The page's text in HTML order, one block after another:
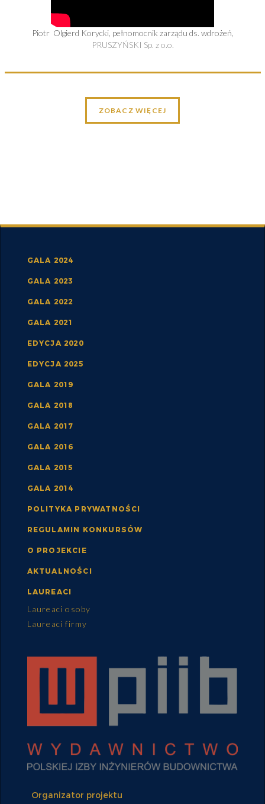
Piotr Olgierd Korycki, pełnomocnik zarządu ds. wdrożeń,
PRUSZYŃSKI Sp. z o.o.
ZOBACZ WIĘCEJ
GALA 2024
GALA 2023
GALA 2022
GALA 2021
EDYCJA 2020
EDYCJA 2025
GALA 2019
GALA 2018
GALA 2017
GALA 2016
GALA 2015
GALA 2014
POLITYKA PRYWATNOŚCI
REGULAMIN KONKURSÓW
O PROJEKCIE
AKTUALNOŚCI
LAUREACI
Laureaci osoby
Laureaci firmy
Organizator projektu